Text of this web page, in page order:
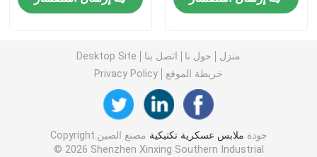
حقيبة ظهر عسكرية تكتيكية
معدات في الهواء الطلق التكتيكية
الأحذية التكتيكية القتالية
سترة قتالية تكتيكية
منزل حول نا اتصل بنا
Desktop Site
خريطة الموقع
Privacy Policy
جودة ملابس عسكرية تكتيكية
مصنع الصين.Copyright
© 2026 Shenzhen Xinxing Southern Industrial